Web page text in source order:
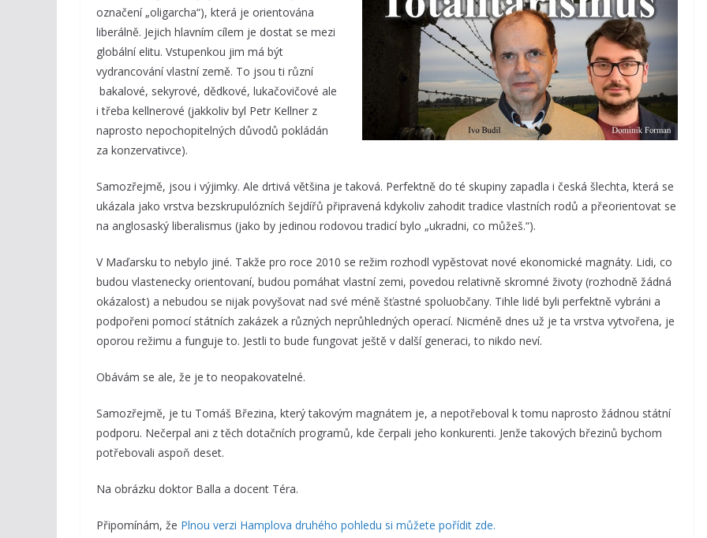
označení „oligarcha“), která je orientována
liberálně. Jejich hlavním cílem je dostat se mezi
globální elitu. Vstupenkou jim má být
vydrancování vlastní země. To jsou ti různí
bakalové, sekyrové, dědkové, lukačovičové ale
i třeba kellnerové (jakkoliv byl Petr Kellner z
naprosto nepochopitelných důvodů pokládán
za konzervativce).
Samozřejmě, jsou i výjimky. Ale drtivá většina je taková. Perfektně do té skupiny zapadla i česká šlechta, která se
ukázala jako vrstva bezskrupulózních šejdířů připravená kdykoliv zahodit tradice vlastních rodů a přeorientovat se
na anglosaský liberalismus (jako by jedinou rodovou tradicí bylo „ukradni, co můžeš.“).
V Maďarsku to nebylo jiné. Takže pro roce 2010 se režim rozhodl vypěstovat nové ekonomické magnáty. Lidi, co
budou vlastenecky orientovaní, budou pomáhat vlastní zemi, povedou relativně skromné životy (rozhodně žádná
okázalost) a nebudou se nijak povyšovat nad své méně šťastné spoluobčany. Tihle lidé byli perfektně vybráni a
podpořeni pomocí státních zakázek a různých neprůhledných operací. Nicméně dnes už je ta vrstva vytvořena, je
oporou režimu a funguje to. Jestli to bude fungovat ještě v další generaci, to nikdo neví.
Obávám se ale, že je to neopakovatelné.
Samozřejmě, je tu Tomáš Březina, který takovým magnátem je, a nepotřeboval k tomu naprosto žádnou státní
podporu. Nečerpal ani z těch dotačních programů, kde čerpali jeho konkurenti. Jenže takových březinů bychom
potřebovali aspoň deset.
Na obrázku doktor Balla a docent Téra.
Připomínám, že Plnou verzi Hamplova druhého pohledu si můžete pořídit zde.